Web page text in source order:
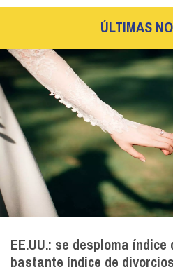
ÚLTIMAS
EE.UU.: se desploma
bastante índice de divorcios